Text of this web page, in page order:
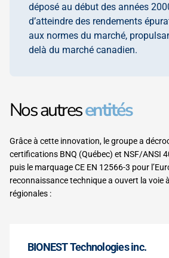
déposé au début des années
d’atteindre des rendements
aux normes du marché,
delà du marché canadien.
Nos autresentités
Grâce à cette innovation, le groupe a
certifications BNQ (Québec) et NSF/ANSI
puis le marquage CE EN 12566-3 pour
reconnaissance technique a ouvert la voie
régionales :
BIONEST Technologies inc.